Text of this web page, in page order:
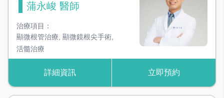
水雷射
深層牙結石清除，並刺激增生健康的牙周組織
數位口內掃描儀
蒲永峻 醫師
治療項目：
顯微根管治療, 顯微鏡根尖手術,
活髓治療
詳細資訊 立即預約